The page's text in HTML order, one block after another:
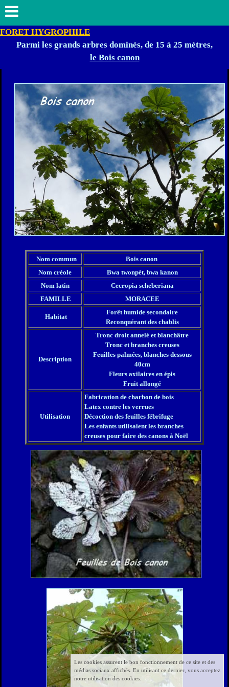
FORET HYGROPHILE
Parmi les grands arbres dominés, de 15 à 25 mètres,
le Bois canon
Nom commun
Bois canon
Nom créole
Bwa twonpèt, bwa kanon
Nom latin
Cecropia scheberiana
FAMILLE
MORACEE
Habitat
Forêt humide secondaire
Reconquérant des chablis
Description
Tronc droit annelé et blanchâtre
Tronc et branches creuses
Feuilles palmées, blanches dessous
40cm
Fleurs axilaires en épis
Fruit allongé
Utilisation
Fabrication de charbon de bois
Latex contre les verrues
Décoction des feuilles fébrifuge
Les enfants utilisaient les branches
creuses pour faire des canons à Noël
Les cookies assurent le bon fonctionnement de ce site et des
médias sociaux affichés. En utilisant ce dernier, vous acceptez
notre utilisation des cookies.